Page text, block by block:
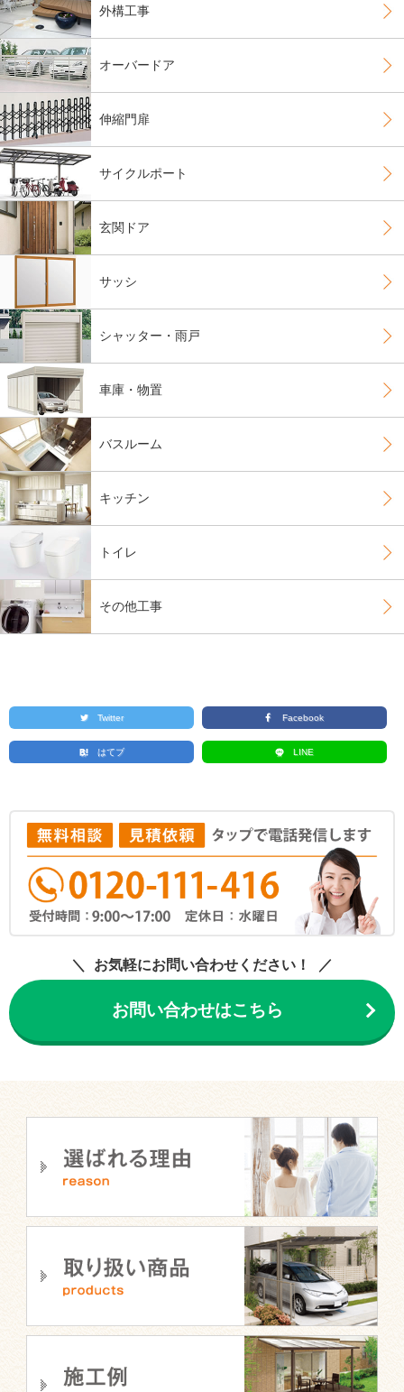
外構工事
オーバードア
伸縮門扉
サイクルポート
玄関ドア
サッシ
シャッター・雨戸
車庫・物置
バスルーム
キッチン
トイレ
その他工事
Twitter Facebook
はてブ LINE
お気軽にお問い合わせください！
お問い合わせはこちら